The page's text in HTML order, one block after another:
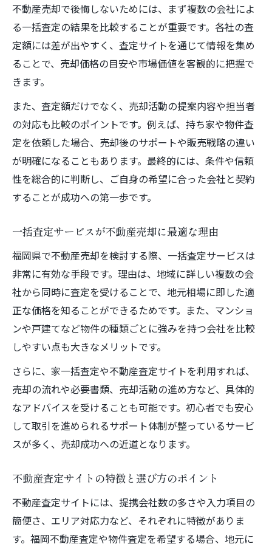
ント
持ち家売却査定のコツを押さえるには
持ち家の不動産売却で査定を高めるポイン
ト
準備
不動産売却で持ち家の価値を引き出す方法
一括査定を使った持ち家の適正価格把握術
持ち家売却で注意すべき査定サイトの選び
方
不動産売却は物件査定の効率化がカギとな
る
高値売却を目指すための査定比較テクニッ
ク
物件査定で失敗しない不動産売却の進め方
一括査定サービスで高値売却を実現する方
法
不動産売却を最短で叶える物件査定の工夫
不動産売却で後悔しないためには、まず複数の会社によ
る一括査定の結果を比較することが重要です。各社の査
定額には差が出やすく、査定サイトを通じて情報を集め
ることで、売却価格の目安や市場価値を客観的に把握で
きます。
また、査定額だけでなく、売却活動の提案内容や担当者
の対応も比較のポイントです。例えば、持ち家や物件査
定を依頼した場合、売却後のサポートや販売戦略の違い
が明確になることもあります。最終的には、条件や信頼
性を総合的に判断し、ご自身の希望に合った会社と契約
することが成功への第一歩です。
一括査定サービスが不動産売却に最適な理由
福岡県で不動産売却を検討する際、一括査定サービスは
非常に有効な手段です。理由は、地域に詳しい複数の会
社から同時に査定を受けることで、地元相場に即した適
正な価格を知ることができるためです。また、マンショ
ンや戸建てなど物件の種類ごとに強みを持つ会社を比較
しやすい点も大きなメリットです。
さらに、家一括査定や不動産査定サイトを利用すれば、
売却の流れや必要書類、売却活動の進め方など、具体的
なアドバイスを受けることも可能です。初心者でも安心
して取引を進められるサポート体制が整っているサービ
スが多く、売却成功への近道となります。
不動産査定サイトの特徴と選び方のポイント
不動産査定サイトには、提携会社数の多さや入力項目の
簡便さ、エリア対応力など、それぞれに特徴がありま
す。福岡不動産査定や物件査定を希望する場合、地元に